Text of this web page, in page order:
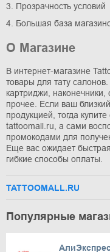
3. Прозрачность условий
4. Большая база
О Магазине
В интернет-магазине
товары для тату
картриджи,
прочее. Если ваш
продукцией, тогда
tattoomall.ru, а сами
промокодами для
Еще вас ожидает
гибкие способы оплаты.
TATTOOMALL.RU
Популярные